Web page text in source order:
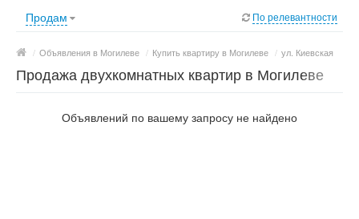
Продам По релевантности
/ Объявления в Могилеве / Купить квартиру в Могилеве / ул. Киевская
Продажа двухкомнатных квартир в Могилеве
Объявлений по вашему запросу не найдено